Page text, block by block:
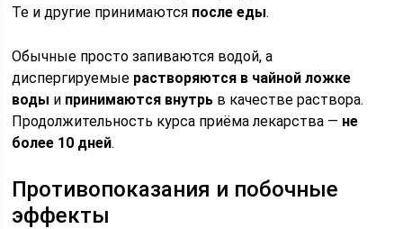
Те и другие принимаются после еды.
Обычные просто запиваются водой, а
диспергируемые растворяются в чайной ложке
воды и принимаются внутрь в качестве раствора.
Продолжительность курса приёма лекарства — не
более 10 дней.
Противопоказания и побочные
эффекты